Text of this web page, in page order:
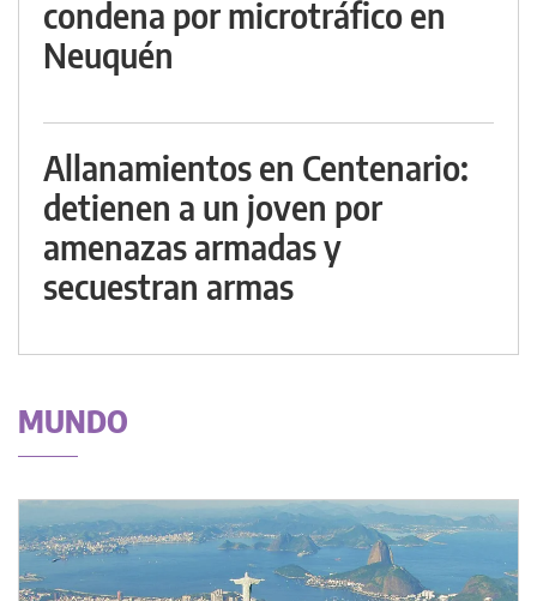
condena por microtráfico en
Neuquén
Allanamientos en Centenario:
detienen a un joven por
amenazas armadas y
secuestran armas
MUNDO